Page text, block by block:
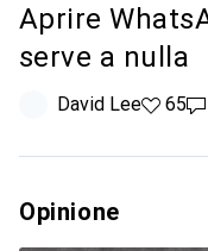
Aprire
serve a nulla
David Lee65 like
65
Opinione